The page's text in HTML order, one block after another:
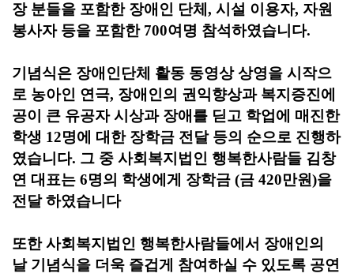
장 분들을 포함한 장애인 단체 , 시설 이용자, 자원
봉사자 등을 포함한 700여명 참석하였습니다.
기념식은 장애인단체 활동 동영상 상영을 시작으
로 농아인 연극, 장애인의 권익향상과 복지증진에
공이 큰 유공자 시상과 장애를 딛고 학업에 매진한
학생 12명에 대한 장학금 전달 등의 순으로 진행하
였습니다. 그 중 사회복지법인 행복한사람들 김창
연 대표는 6명의 학생에게 장학금 (금 420만원)을
전달 하였습니다
또한 사회복지법인 행복한사람들에서 장애인의
날 기념식을 더욱 즐겁게 참여하실 수 있도록 공연